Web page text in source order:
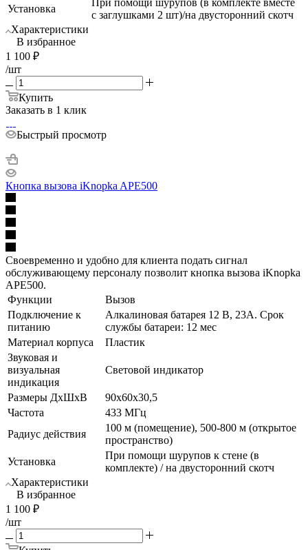
Установка
с заглушками 2 шт)/на двусторонний скотч
Характеристики
В избранное
1 100 ₽
/шт
Купить
Заказать в 1 клик
Быстрый просмотр
Кнопка вызова iKnopka APE500
Своевременно и удобно для клиента подать сигнал
обслуживающему персоналу позволит кнопка вызова iKnopka
APE500.
Функции
Вызов
Подключение к
питанию
Алкалиновая батарея 12 В, 23A. Срок
службы батареи: 12 мес
Материал корпуса
Пластик
Звуковая и
визуальная
индикация
Световой индикатор
Размеры ДхШхВ
90x60x30,5
Частота
433 МГц
Радиус действия
100 м (помещение), 500-800 м (открытое
пространство)
Установка
При помощи шурупов к стене (в
комплекте) / на двусторонний скотч
Характеристики
В избранное
1 100 ₽
/шт